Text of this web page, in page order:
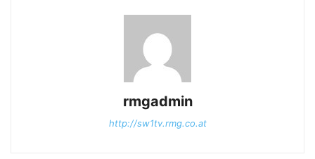
rmgadmin
http://sw1tv.rmg.co.at